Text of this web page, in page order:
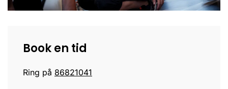
Book en tid
Ring på 86821041